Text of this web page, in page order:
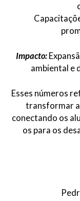
Impacto:
ambiental e
Esses números
transformar a
conectando os
os para os